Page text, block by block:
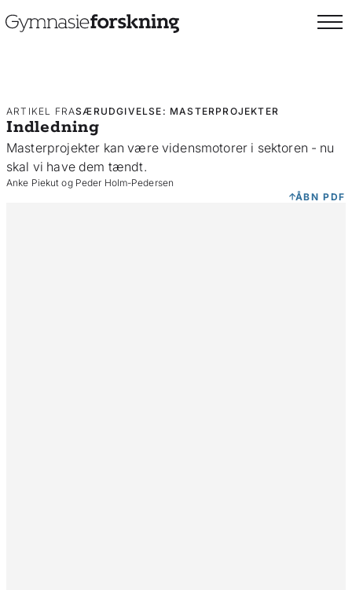
ARTIKEL FRASÆRUDGIVELSE: MASTERPROJEKTER
Indledning
Masterprojekter kan være vidensmotorer i sektoren - nu
skal vi have dem tændt.
Anke Piekut og Peder Holm-Pedersen
ÅBN PDF